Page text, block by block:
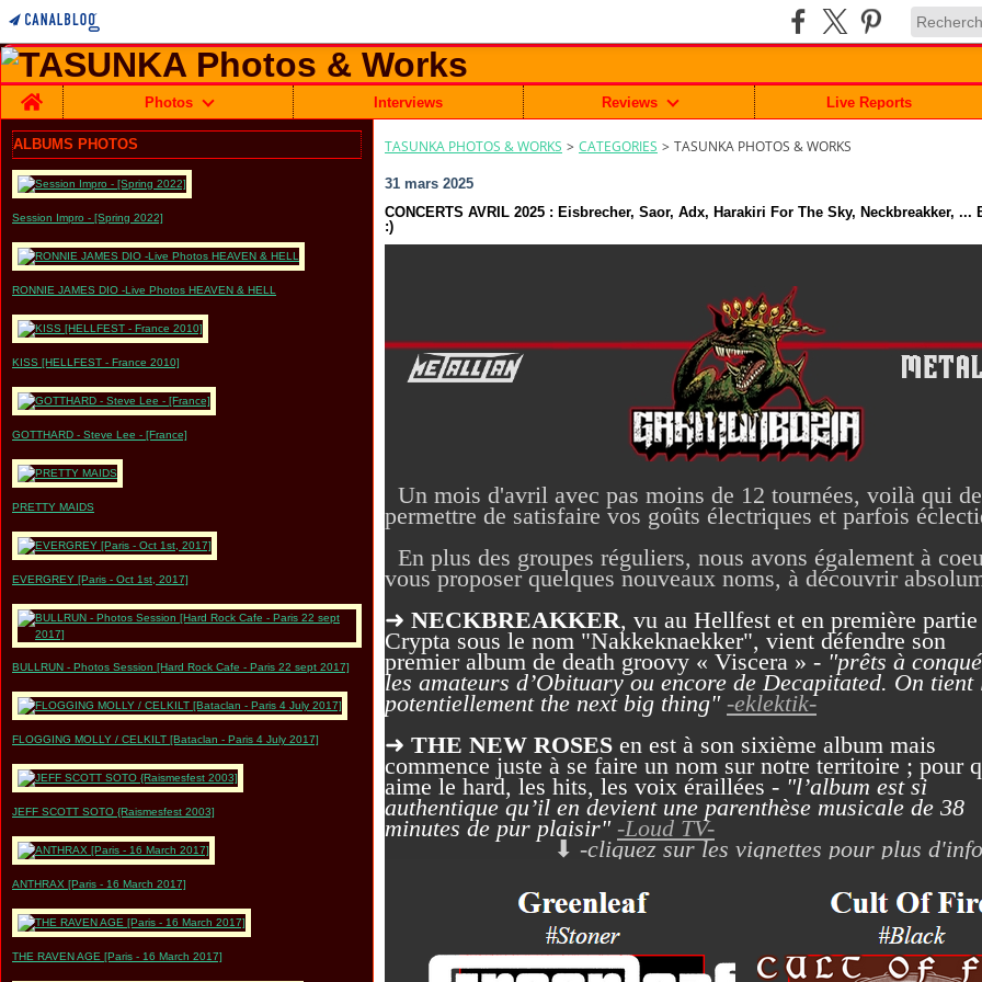
Home
Photos Interviews Reviews Live Reports
ALBUMS PHOTOS
Session Impro - [Spring 2022]
RONNIE JAMES DIO -Live Photos HEAVEN & HELL
KISS [HELLFEST - France 2010]
GOTTHARD - Steve Lee - [France]
PRETTY MAIDS
EVERGREY [Paris - Oct 1st, 2017]
BULLRUN - Photos Session [Hard Rock Cafe - Paris 22 sept 2017]
FLOGGING MOLLY / CELKILT [Bataclan - Paris 4 July 2017]
JEFF SCOTT SOTO {Raismesfest 2003]
ANTHRAX [Paris - 16 March 2017]
THE RAVEN AGE [Paris - 16 March 2017]
TASUNKA PHOTOS & WORKS > CATEGORIES > TASUNKA PHOTOS & WORKS
31 mars 2025
CONCERTS AVRIL 2025 : Eisbrecher, Saor, Adx, Harakiri For The Sky, Neckbreakker, ...
:)
Un mois d'avril avec pas moins de 12 tournées, voilà qui
permettre de satisfaire vos goûts électriques et parfois
En plus des groupes réguliers, nous avons également à
vous proposer quelques nouveaux noms, à découvrir
➜ NECKBREAKKER, vu au Hellfest et en première partie
Crypta sous le nom "Nakkeknaekker", vient défendre son
premier album de death groovy « Viscera » - "prêts à
les amateurs d’Obituary ou encore de Decapitated. On tient
potentiellement the next big thing" -eklektik-
➜ THE NEW ROSES en est à son sixième album mais
commence juste à se faire un nom sur notre territoire ; pour
aime le hard, les hits, les voix éraillées - "l’album est si
authentique qu’il en devient une parenthèse musicale de 38
minutes de pur plaisir" -Loud TV-
⬇ -cliquez sur les vignettes pour plus